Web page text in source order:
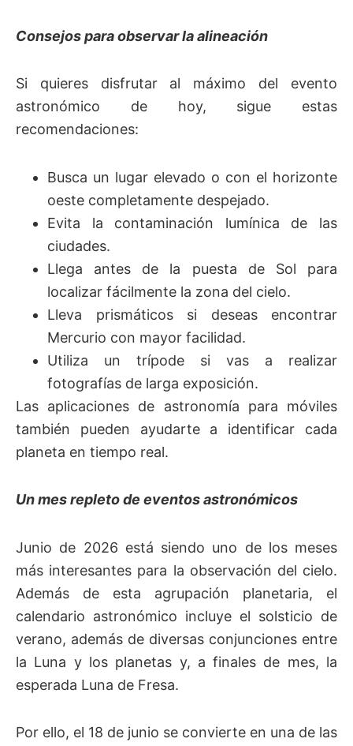
Consejos para observar la alineación
Si quieres disfrutar al máximo del evento
astronómico de hoy, sigue estas
recomendaciones:
Busca un lugar elevado o con el horizonte
oeste completamente despejado.
Evita la contaminación lumínica de las
ciudades.
Llega antes de la puesta de Sol para
localizar fácilmente la zona del cielo.
Lleva prismáticos si deseas encontrar
Mercurio con mayor facilidad.
Utiliza un trípode si vas a realizar
fotografías de larga exposición.
Las aplicaciones de astronomía para móviles
también pueden ayudarte a identificar cada
planeta en tiempo real.
Un mes repleto de eventos astronómicos
Junio de 2026 está siendo uno de los meses
más interesantes para la observación del cielo.
Además de esta agrupación planetaria, el
calendario astronómico incluye el solsticio de
verano, además de diversas conjunciones entre
la Luna y los planetas y, a finales de mes, la
esperada Luna de Fresa.
Por ello, el 18 de junio se convierte en una de las